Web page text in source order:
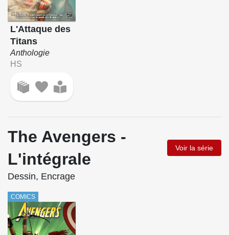
L'Attaque des
Titans
Anthologie
HS
The Avengers -
L'intégrale
Voir la série
Dessin, Encrage
COMICS